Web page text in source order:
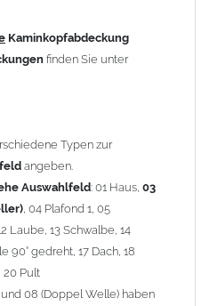
klappbaren Stützen
Länge ab 1200mm 6 Stützen =
Kaminabdeckungenkönnen wir
Zahlungseingang
wird kundenspezifisch
Kaminkopfabdeckung
finden Sie unter
Typen zur
angeben.
Auswahlfeld: 01 Haus, 03
, 04 Plafond 1, 05
Laube, 13 Schwalbe, 14
90° gedreht, 17 Dach, 18
20 Pult
08 (Doppel Welle) haben